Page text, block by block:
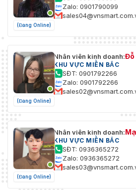
(Đang Online)
Zalo: 0901790099
(Đang Online)
Nhân viên kinh doanh:Đỗ
KHU VỰC MIỀN BẮC
SĐT: 0901792266
Zalo: 0901792266
(Đang Online)
Nhân viên kinh doanh:
KHU VỰC MIỀN BẮC
SĐT: 0936365272
Zalo: 0936365272